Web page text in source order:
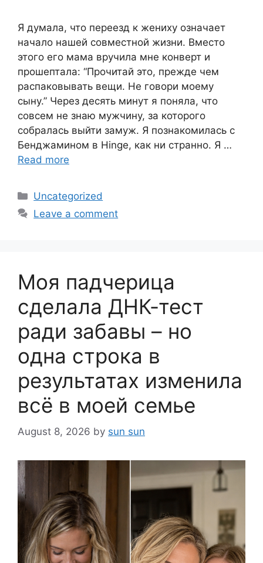
Я думала, что переезд к жениху означает
начало нашей совместной жизни. Вместо
этого его мама вручила мне конверт и
прошептала: “Прочитай это, прежде чем
распаковывать вещи. Не говори моему
сыну.” Через десять минут я поняла, что
совсем не знаю мужчину, за которого
собралась выйти замуж. Я познакомилась с
Бенджамином в Hinge, как ни странно. Я …
Read more
Categories
Uncategorized
Leave a comment
Моя падчерица
сделала ДНК-тест
ради забавы – но
одна строка в
результатах изменила
всё в моей семье
August 8, 2026 by sun sun